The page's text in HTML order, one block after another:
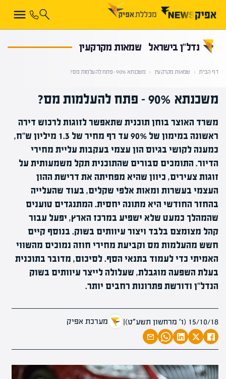
נדל”ן בישראל שמאות מקרקעין
דף הבית ‹ שמאות מקרקעין ‹ משכנתא 90% – פתח להעלמות מס?
משכנתא 90% – פתח להעלמות מס?
משרד האוצר בוחן תוכנית שתאפשר לזוגות לרכוש דירה
ראשונה במימון של 90% עד רף מחיר של 1.3 מיליון ש"ח,
כמענה לקושי בגיוס הון עצמי בעקבות עליית מחירי
הדיור. התומכים סבורים שהתוכנית תקל משמעותית על
זוגות צעירים, כיוון שהיא מפחיתה את דרישת ההון
העצמי בעשרות ומאות אלפי שקלים, בעוד שהעלייה
בהחזר החודשי היא מתונה יחסית. המתנגדים טוענים
שהמהלך כמעט שלא ישפיע במרכז הארץ, יפעל עבור
קהל מצומצם בלבד ויצור עיוותים בשוק. בנוסף קיים
חשש מהעלמות מס וקביעת מחירי חוזה נמוכים מהשווי
האמיתי כדי לעמוד בתנאי הסף. לסיכום, מדובר בתוכנית
בעלת השפעה מוגבלת, שעלולה לייצר עיוותים בשוק
הנדל"ן ודורשת פתרונות רחבים יותר.
15/10/18 (ו׳ מרחשון תשע״ט) | מערכת אפיק